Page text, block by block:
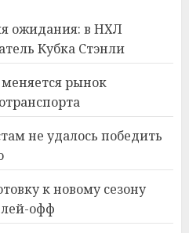
ожидания: в НХЛ
Кубка Стэнли
рынок
не удалось победить
к новому сезону
офф